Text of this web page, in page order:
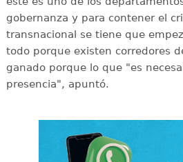
gobernanza y para contener el
transnacional se tiene que
todo porque existen corredores
ganado porque lo que "es
presencia", apuntó.